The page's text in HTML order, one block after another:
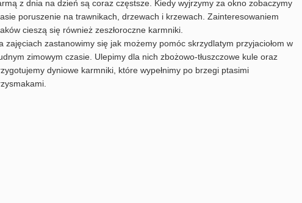
LISTOPAD
2014
z dnia na dzień są coraz częstsze. Kiedy wyjrzymy za okno zobaczymy
poruszenie na trawnikach, drzewach i krzewach. Zainteresowaniem
cieszą się również zeszłoroczne karmniki.
zajęciach zastanowimy się jak możemy pomóc skrzydlatym przyjaciołom w
zimowym czasie. Ulepimy dla nich zbożowo-tłuszczowe kule oraz
dyniowe karmniki, które wypełnimy po brzegi ptasimi